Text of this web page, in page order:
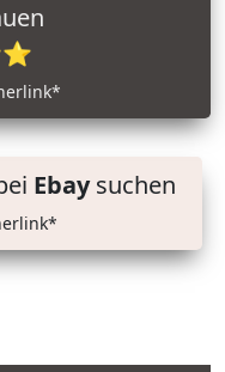
Ebaysuchen